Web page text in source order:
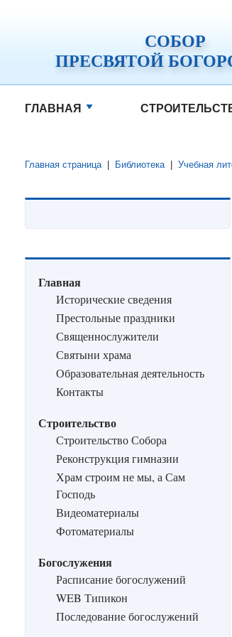
СОБОР
ПРЕСВЯТОЙ
ГЛАВНАЯ
Главная страница | Библиотека | Учебная
Главная
Исторические сведения
Престольные праздники
Священнослужители
Святыни храма
Образовательная деятельность
Контакты
Строительство
Строительство Собора
Реконструкция гимназии
Храм строим не мы, а Сам
Господь
Видеоматериалы
Фотоматериалы
Богослужения
Расписание богослужений
WEB Типикон
Последование богослужений